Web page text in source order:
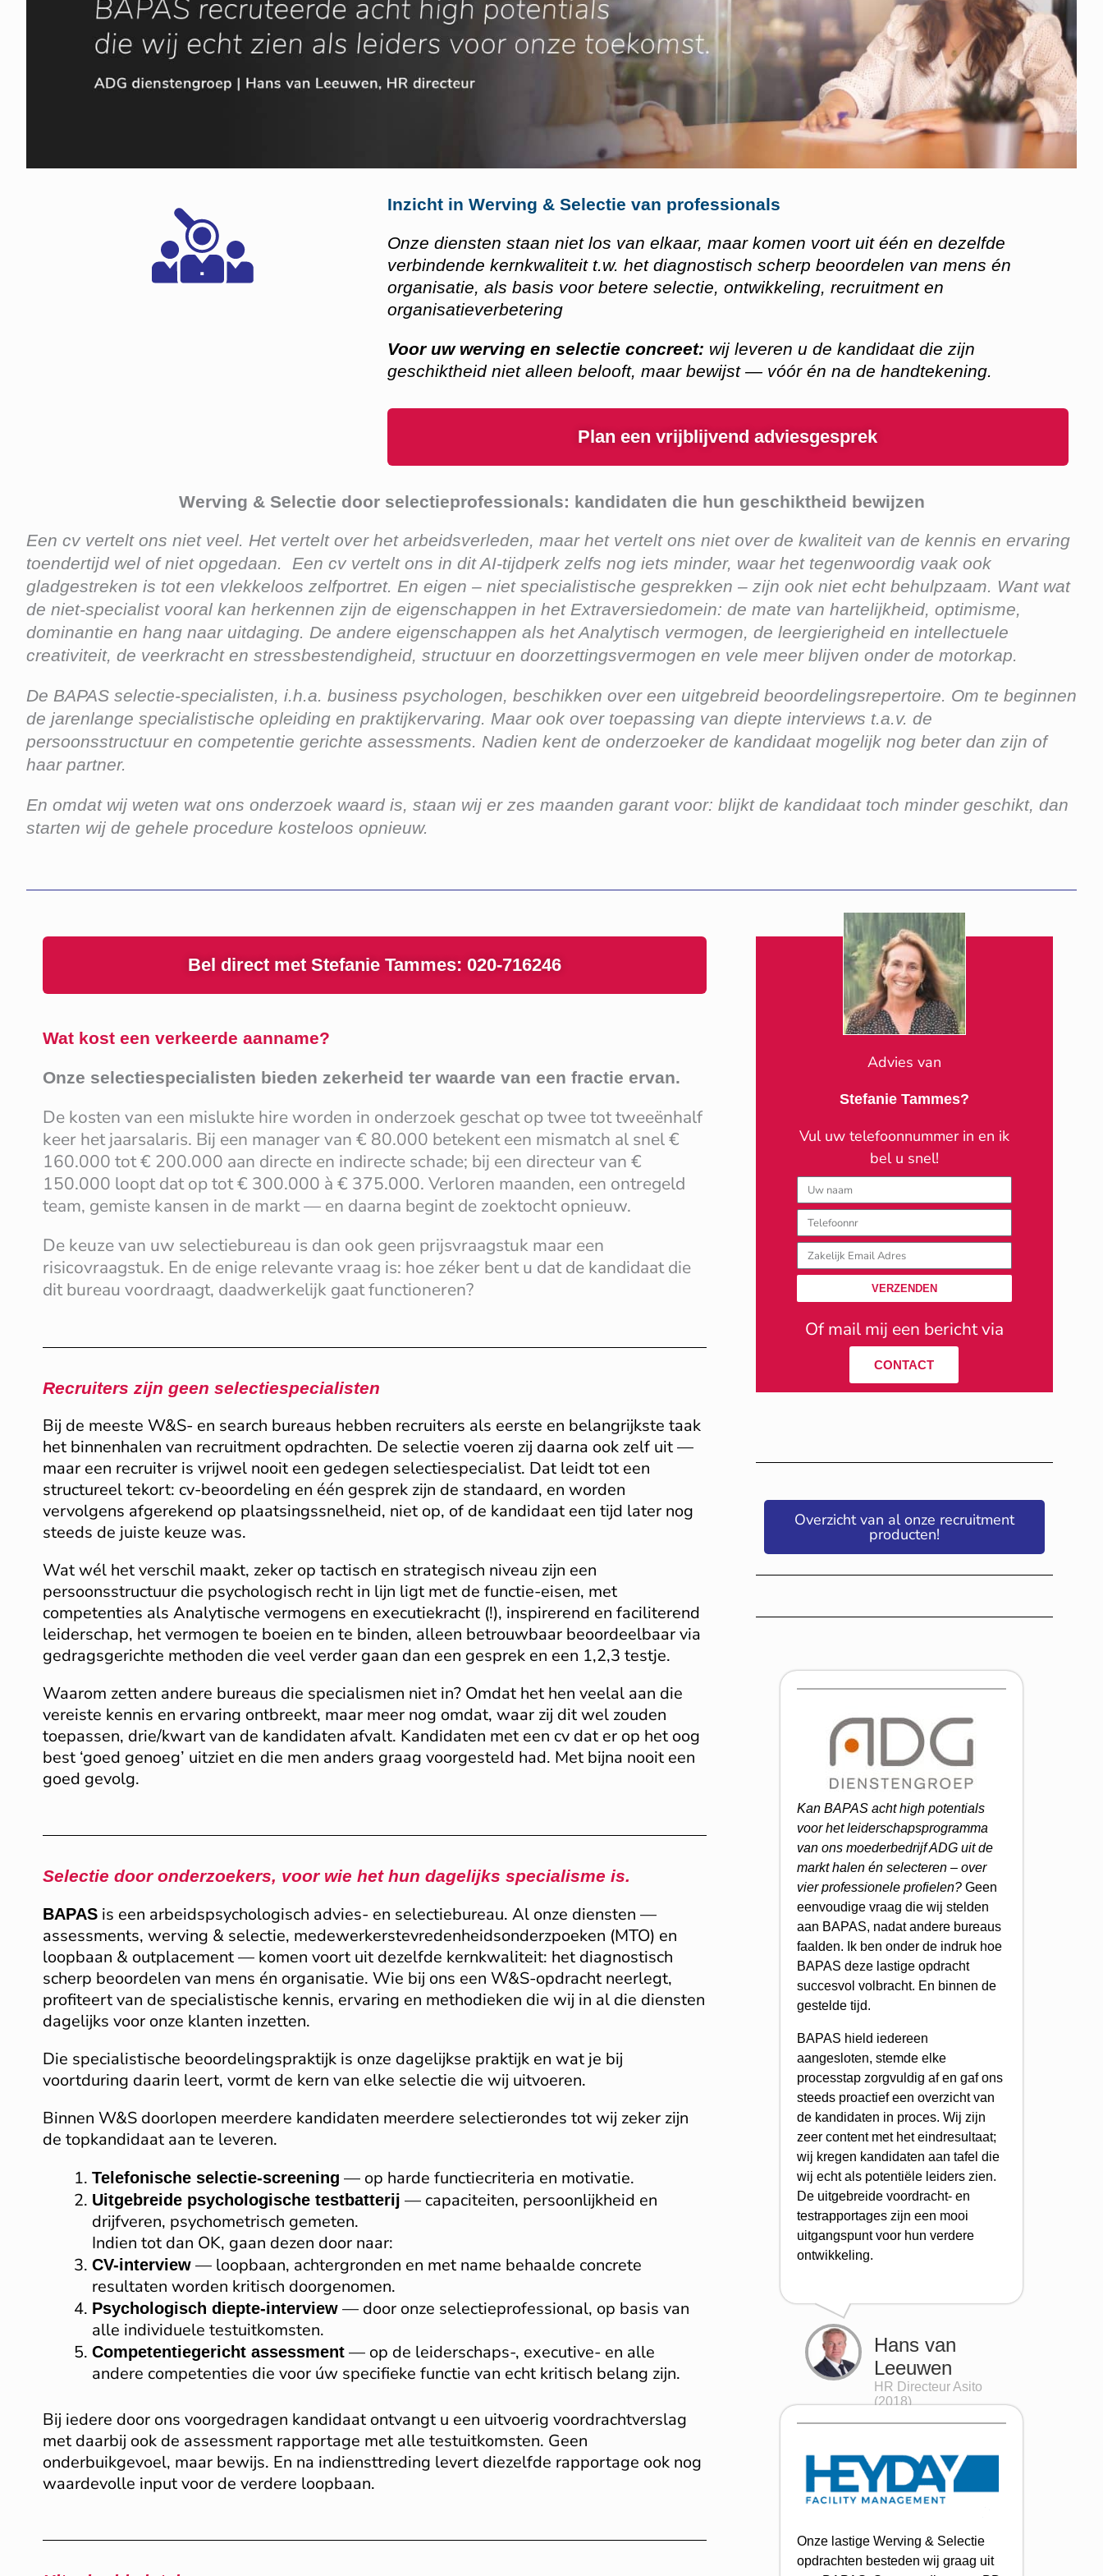
Inzicht in Werving & Selectie van professionals
Onze diensten staan niet los van elkaar, maar komen voort uit één en dezelfde
verbindende kernkwaliteit t.w. het diagnostisch scherp beoordelen van mens én
organisatie, als basis voor betere selectie, ontwikkeling, recruitment en
organisatieverbetering
Voor uw werving en selectie concreet: wij leveren u de kandidaat die zijn
geschiktheid niet alleen belooft, maar bewijst — vóór én na de handtekening.
Plan een vrijblijvend adviesgesprek
Werving & Selectie door selectieprofessionals: kandidaten die hun geschiktheid bewijzen
Een cv vertelt ons niet veel. Het vertelt over het arbeidsverleden, maar het vertelt ons niet over de kwaliteit van de kennis en ervaring
toendertijd wel of niet opgedaan. Een cv vertelt ons in dit AI-tijdperk zelfs nog iets minder, waar het tegenwoordig vaak ook
gladgestreken is tot een vlekkeloos zelfportret. En eigen – niet specialistische gesprekken – zijn ook niet echt behulpzaam. Want wat
de niet-specialist vooral kan herkennen zijn de eigenschappen in het Extraversiedomein: de mate van hartelijkheid, optimisme,
dominantie en hang naar uitdaging. De andere eigenschappen als het Analytisch vermogen, de leergierigheid en intellectuele
creativiteit, de veerkracht en stressbestendigheid, structuur en doorzettingsvermogen en vele meer blijven onder de motorkap.
De BAPAS selectie-specialisten, i.h.a. business psychologen, beschikken over een uitgebreid beoordelingsrepertoire. Om te beginnen
de jarenlange specialistische opleiding en praktijkervaring. Maar ook over toepassing van diepte interviews t.a.v. de
persoonsstructuur en competentie gerichte assessments. Nadien kent de onderzoeker de kandidaat mogelijk nog beter dan zijn of
haar partner.
En omdat wij weten wat ons onderzoek waard is, staan wij er zes maanden garant voor: blijkt de kandidaat toch minder geschikt, dan
starten wij de gehele procedure kosteloos opnieuw.
Bel direct met Stefanie Tammes: 020-716246
Wat kost een verkeerde aanname?
Onze selectiespecialisten bieden zekerheid ter waarde van een fractie ervan.
De kosten van een mislukte hire worden in onderzoek geschat op twee tot tweeënhalf
keer het jaarsalaris. Bij een manager van € 80.000 betekent een mismatch al snel €
160.000 tot € 200.000 aan directe en indirecte schade; bij een directeur van €
150.000 loopt dat op tot € 300.000 à € 375.000. Verloren maanden, een ontregeld
team, gemiste kansen in de markt — en daarna begint de zoektocht opnieuw.
De keuze van uw selectiebureau is dan ook geen prijsvraagstuk maar een
risicovraagstuk. En de enige relevante vraag is: hoe zéker bent u dat de kandidaat die
dit bureau voordraagt, daadwerkelijk gaat functioneren?
Recruiters zijn geen selectiespecialisten
Bij de meeste W&S- en search bureaus hebben recruiters als eerste en belangrijkste taak
het binnenhalen van recruitment opdrachten. De selectie voeren zij daarna ook zelf uit —
maar een recruiter is vrijwel nooit een gedegen selectiespecialist. Dat leidt tot een
structureel tekort: cv-beoordeling en één gesprek zijn de standaard, en worden
vervolgens afgerekend op plaatsingssnelheid, niet op, of de kandidaat een tijd later nog
steeds de juiste keuze was.
Wat wél het verschil maakt, zeker op tactisch en strategisch niveau zijn een
persoonsstructuur die psychologisch recht in lijn ligt met de functie-eisen, met
competenties als Analytische vermogens en executiekracht (!), inspirerend en faciliterend
leiderschap, het vermogen te boeien en te binden, alleen betrouwbaar beoordeelbaar via
gedragsgerichte methoden die veel verder gaan dan een gesprek en een 1,2,3 testje.
Waarom zetten andere bureaus die specialismen niet in? Omdat het hen veelal aan die
vereiste kennis en ervaring ontbreekt, maar meer nog omdat, waar zij dit wel zouden
toepassen, drie/kwart van de kandidaten afvalt. Kandidaten met een cv dat er op het oog
best ‘goed genoeg’ uitziet en die men anders graag voorgesteld had. Met bijna nooit een
goed gevolg.
Selectie door onderzoekers, voor wie het hun dagelijks specialisme is.
BAPAS is een arbeidspsychologisch advies- en selectiebureau. Al onze diensten —
assessments, werving & selectie, medewerkerstevredenheidsonderzpoeken (MTO) en
loopbaan & outplacement — komen voort uit dezelfde kernkwaliteit: het diagnostisch
scherp beoordelen van mens én organisatie. Wie bij ons een W&S-opdracht neerlegt,
profiteert van de specialistische kennis, ervaring en methodieken die wij in al die diensten
dagelijks voor onze klanten inzetten.
Die specialistische beoordelingspraktijk is onze dagelijkse praktijk en wat je bij
voortduring daarin leert, vormt de kern van elke selectie die wij uitvoeren.
Binnen W&S doorlopen meerdere kandidaten meerdere selectierondes tot wij zeker zijn
de topkandidaat aan te leveren.
Telefonische selectie-screening — op harde functiecriteria en motivatie.
Uitgebreide psychologische testbatterij — capaciteiten, persoonlijkheid en
drijfveren, psychometrisch gemeten.
Indien tot dan OK, gaan dezen door naar:
CV-interview — loopbaan, achtergronden en met name behaalde concrete
resultaten worden kritisch doorgenomen.
Psychologisch diepte-interview — door onze selectieprofessional, op basis van
alle individuele testuitkomsten.
Competentiegericht assessment — op de leiderschaps-, executive- en alle
andere competenties die voor úw specifieke functie van echt kritisch belang zijn.
Bij iedere door ons voorgedragen kandidaat ontvangt u een uitvoerig voordrachtverslag
met daarbij ook de assessment rapportage met alle testuitkomsten. Geen
onderbuikgevoel, maar bewijs. En na indiensttreding levert diezelfde rapportage ook nog
waardevolle input voor de verdere loopbaan.
Advies van
Stefanie Tammes?
Vul uw telefoonnummer in en ik
bel u snel!
Naam
Telefoonnummer
zakelijk
email
adres
VERZENDEN
Of mail mij een bericht via
CONTACT
Overzicht van al onze recruitment
producten!
Kan BAPAS acht high potentials
voor het leiderschapsprogramma
van ons moederbedrijf ADG uit de
markt halen én selecteren – over
vier professionele profielen? Geen
eenvoudige vraag die wij stelden
aan BAPAS, nadat andere bureaus
faalden. Ik ben onder de indruk hoe
BAPAS deze lastige opdracht
succesvol volbracht. En binnen de
gestelde tijd.
BAPAS hield iedereen
aangesloten, stemde elke
processtap zorgvuldig af en gaf ons
steeds proactief een overzicht van
de kandidaten in proces. Wij zijn
zeer content met het eindresultaat;
wij kregen kandidaten aan tafel die
wij echt als potentiële leiders zien.
De uitgebreide voordracht- en
testrapportages zijn een mooi
uitgangspunt voor hun verdere
ontwikkeling.
Hans van
Leeuwen
HR Directeur Asito
(2018)
Onze lastige Werving & Selectie
opdrachten besteden wij graag uit